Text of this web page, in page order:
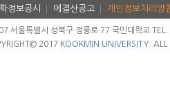
정보공시 에결산공고 개인정보처리방
서울특별시 성북구 정릉로 77 국민대학교
2017 KOOKMIN UNIVERSITY. ALL